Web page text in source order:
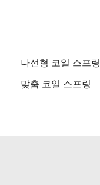
나선형 코일 스프링
맞춤 코일 스프링